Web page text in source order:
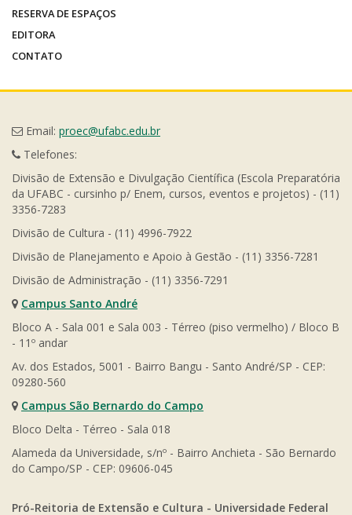
RESERVA DE ESPAÇOS
EDITORA
CONTATO
Email: proec@ufabc.edu.br
Telefones:
Divisão de Extensão e Divulgação Científica (Escola Preparatória
da UFABC - cursinho p/ Enem, cursos, eventos e projetos) - (11)
3356-7283
Divisão de Cultura - (11) 4996-7922
Divisão de Planejamento e Apoio à Gestão - (11) 3356-7281
Divisão de Administração - (11) 3356-7291
Campus Santo André
Bloco A - Sala 001 e Sala 003 - Térreo (piso vermelho) / Bloco B
- 11º andar
Av. dos Estados, 5001 - Bairro Bangu - Santo André/SP - CEP:
09280-560
Campus São Bernardo do Campo
Bloco Delta - Térreo - Sala 018
Alameda da Universidade, s/nº - Bairro Anchieta - São Bernardo
do Campo/SP - CEP: 09606-045
Pró-Reitoria de Extensão e Cultura - Universidade Federal